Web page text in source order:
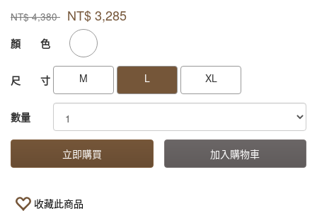
PJBHC001
PJBHC001
Peanuts
NT$4,380 NT$3,285
GOODS000000000000000861793
顏 色
尺 寸 M L XL
數量
立即購買 加入購物車
收藏此商品